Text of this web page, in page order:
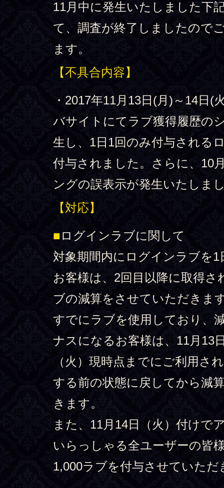
11月中に発生いたしました下
て、調査が終了しましたので
ます。
【不具合内容】
・2017年11月13日(月)～14日(
バサイトにてラブ獲得履歴の
生し、1日1回のみ付与される
付与されました。さらに、10
ングの誤表示が発生いたしま
【対応】
■ログインラブに関して
対象期間内にログインラブを1
お客様は、2回目以降に取得
ブの減算をさせていただきま
すでにラブを使用しており、
ナスになるお客様は、11月13
（火）現時点までにご利用さ
する前の状態に戻してから減
きます。
また、11月14日（火）付けで
いらっしゃる全ユーザーの皆
1,000ラブを付与させていただ